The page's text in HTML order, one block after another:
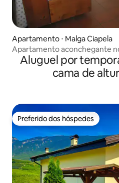
Apartamento ⋅ Malga Ciapela
Apartamento aconchegante
Aluguel por
cama de
Preferido dos hóspedes
Preferido dos hóspedes